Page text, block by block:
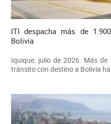
ITI despacha más de
Bolivia
Iquique, julio de 2026. Más
tránsito con destino a Bolivia